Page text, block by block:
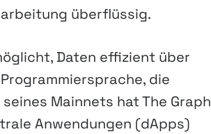
überflüssig.
Daten effizient über
die
Mainnets hat The
Anwendungen (dApps)